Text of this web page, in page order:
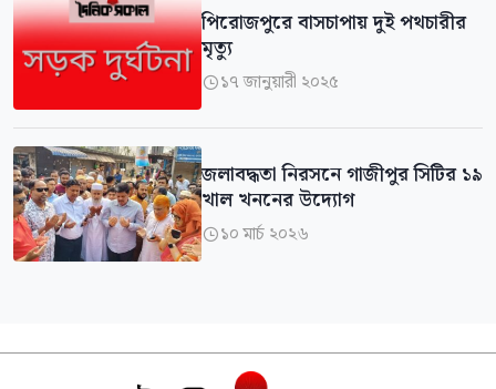
পিরোজপুরে বাসচাপায় দুই পথচারীর
মৃত্যু
১৭ জানুয়ারী ২০২৫
জলাবদ্ধতা নিরসনে গাজীপুর সিটির ১৯
খাল খননের উদ্যোগ
১০ মার্চ ২০২৬